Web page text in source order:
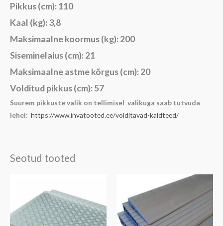
Pikkus (cm): 110
Kaal (kg): 3,8
Maksimaalne koormus (kg): 200
Siseminelaius (cm): 21
Maksimaalne astme kõrgus (cm): 20
Volditud pikkus (cm): 57
Suurem pikkuste valik on tellimisel valikuga saab tutvuda
lehel: https://www.invatooted.ee/volditavad-kaldteed/
Seotud tooted